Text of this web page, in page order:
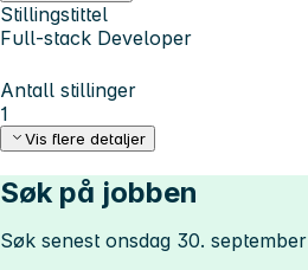
Stillingstittel
Full-stack Developer
Antall stillinger
1
Vis flere detaljer
Søk på jobben
Søk senest onsdag 30. september